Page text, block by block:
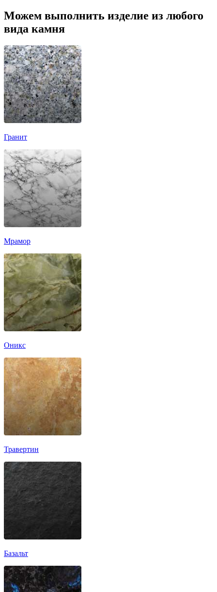
Можем выполнить изделие из любого
вида камня
Гранит
Мрамор
Оникс
Травертин
Базальт